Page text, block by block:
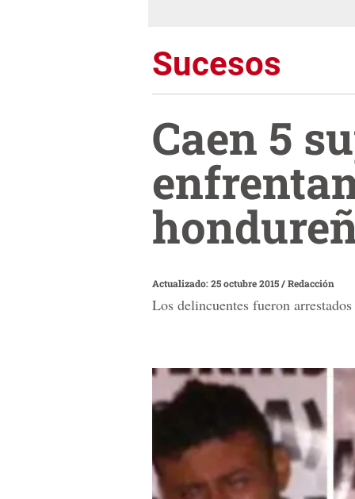
Sucesos
Caen 5
Actualizado: 25 octubre 2015/Redacción
Los delincuentes fueron